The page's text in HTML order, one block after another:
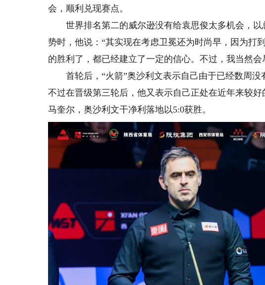
会，顺利兑现赛点。
世界排名第二的威尔逊没有给袁思俊太多机会，以
势时，他说：“其实现在考虑卫冕还为时尚早，因为打
的胜利了，都已经建立了一定的信心。不过，我当然会
首轮后，“火箭”奥沙利文表示自己由于已经数周没
不过在晋级第三轮后，他又表示自己正处在近年来较
马奎尔，奥沙利文干净利落地以5:0获胜。